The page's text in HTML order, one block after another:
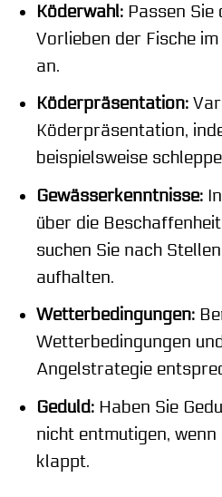
Köderwahl:Passen Sie
Vorlieben der Fische
an.
Köderpräsentation:
Köderpräsentation,
beispielsweise
Gewässerkenntnisse:
über die
suchen Sie nach
aufhalten.
Wetterbedingungen:
Wetterbedingungen
Angelstrategie
Geduld:Haben Sie
nicht entmutigen,
klappt.